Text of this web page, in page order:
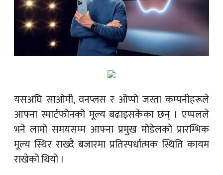
यसअघि साओमी, वनप्लस र ओप्पो जस्ता कम्पनीहरूले
आफ्ना स्मार्टफोनको मूल्य बढाइसकेका छन् । एप्पलले
भने लामो समयसम्म आफ्ना प्रमुख मोडेलको प्रारम्भिक
मूल्य स्थिर राख्दै बजारमा प्रतिस्पर्धात्मक स्थिति कायम
राखेको थियो ।